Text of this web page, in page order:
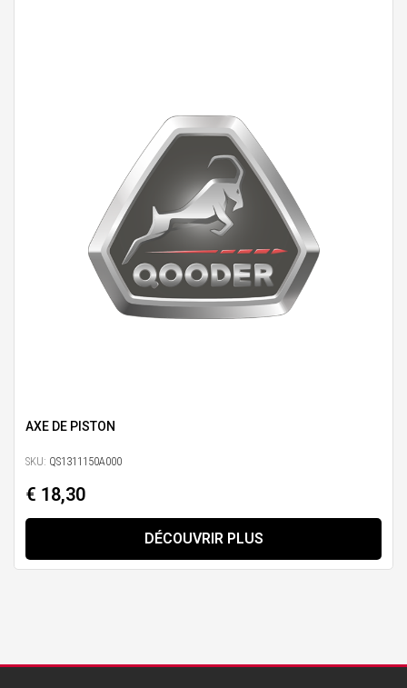
AXE DE PISTON
SKU: QS1311150A000
€ 18,30
DÉCOUVRIR PLUS